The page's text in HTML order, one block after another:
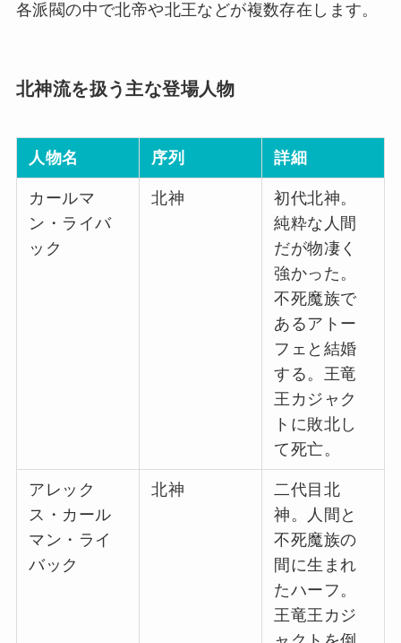
各派閥の中で北帝や北王などが複数存在します。
北神流を扱う主な登場人物
人物名 序列 詳細
カールマ
ン・ライバ
ック
北神
初代北神。
純粋な人間
だが物凄く
強かった。
不死魔族で
あるアトー
フェと結婚
する。王竜
王カジャク
トに敗北し
て死亡。
アレック
ス・カール
マン・ライ
バック
北神
二代目北
神。人間と
不死魔族の
間に生まれ
たハーフ。
王竜王カジ